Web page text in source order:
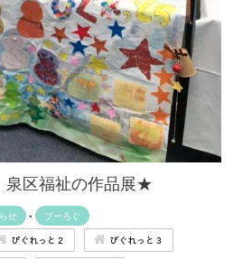
区福祉の作品展★
せ • ブーろぐ
ぴぐれっと２ ぴぐれっと３